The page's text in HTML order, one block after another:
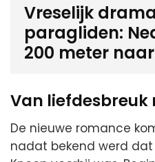
Vreselijk
paragliden:
200 meter
Van
De nieuwe romance
nadat bekend werd